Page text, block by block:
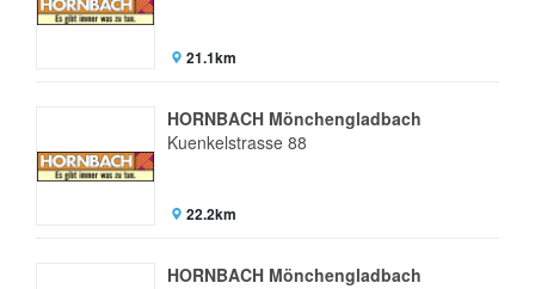
21.1km
HORNBACH Mönchengladbach
Kuenkelstrasse 88
22.2km
HORNBACH Mönchengladbach